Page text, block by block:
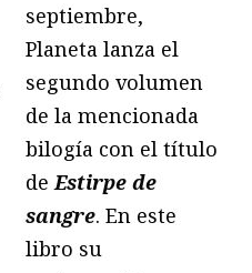
septiembre,
Planeta lanza el
segundo volumen
de la mencionada
bilogía con el título
de Estirpe de
sangre. En este
libro su